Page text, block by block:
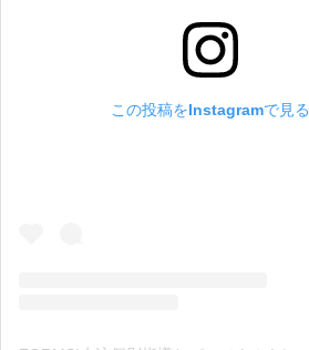
この投稿をInstagramで見る